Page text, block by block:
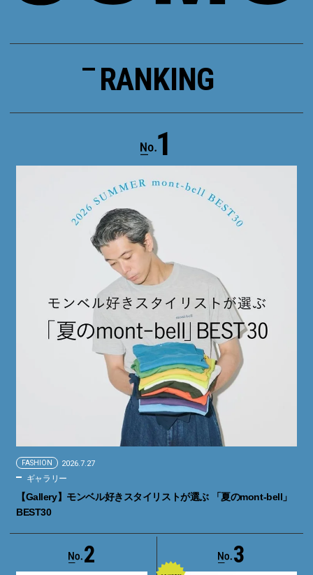
RANKING
1
FASHION 2026.7.27
ギャラリー
【Gallery】モンベル好きスタイリストが選ぶ 「夏のmont-bell」
BEST30
2 3